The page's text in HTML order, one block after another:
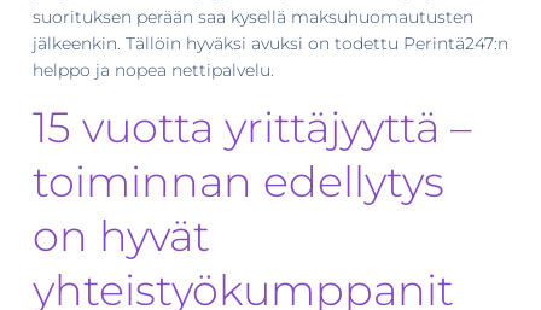
suorituksen perään saa kysellä maksuhuomautusten
jälkeenkin. Tällöin hyväksi avuksi on todettu Perintä247:n
helppo ja nopea nettipalvelu.
15 vuotta yrittäjyyttä –
toiminnan edellytys
on hyvät
yhteistyökumppanit